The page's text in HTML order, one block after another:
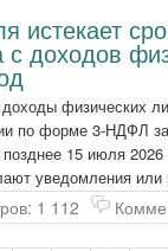
истекает
с доходов
физических
по форме 3-НДФЛ
позднее 15 июля
уведомления или
1 112